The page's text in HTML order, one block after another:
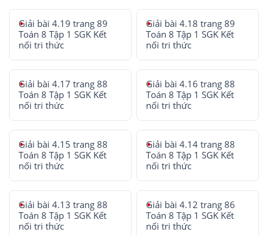
Giải bài 4.19 trang 89
Toán 8 Tập 1 SGK Kết
nối tri thức
Giải bài 4.18 trang 89
Toán 8 Tập 1 SGK Kết
nối tri thức
Giải bài 4.17 trang 88
Toán 8 Tập 1 SGK Kết
nối tri thức
Giải bài 4.16 trang 88
Toán 8 Tập 1 SGK Kết
nối tri thức
Giải bài 4.15 trang 88
Toán 8 Tập 1 SGK Kết
nối tri thức
Giải bài 4.14 trang 88
Toán 8 Tập 1 SGK Kết
nối tri thức
Giải bài 4.13 trang 88
Toán 8 Tập 1 SGK Kết
nối tri thức
Giải bài 4.12 trang 86
Toán 8 Tập 1 SGK Kết
nối tri thức